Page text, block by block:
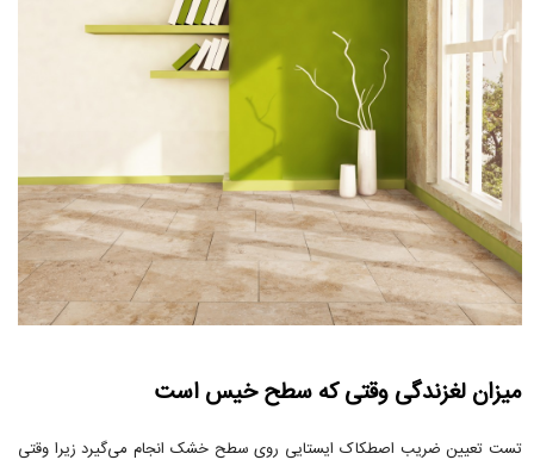
میزان لغزندگی وقتی که سطح خیس است
تست تعیین ضریب اصطکاک ایستایی روی سطح خشک انجام می‌گیرد زیرا وقتی